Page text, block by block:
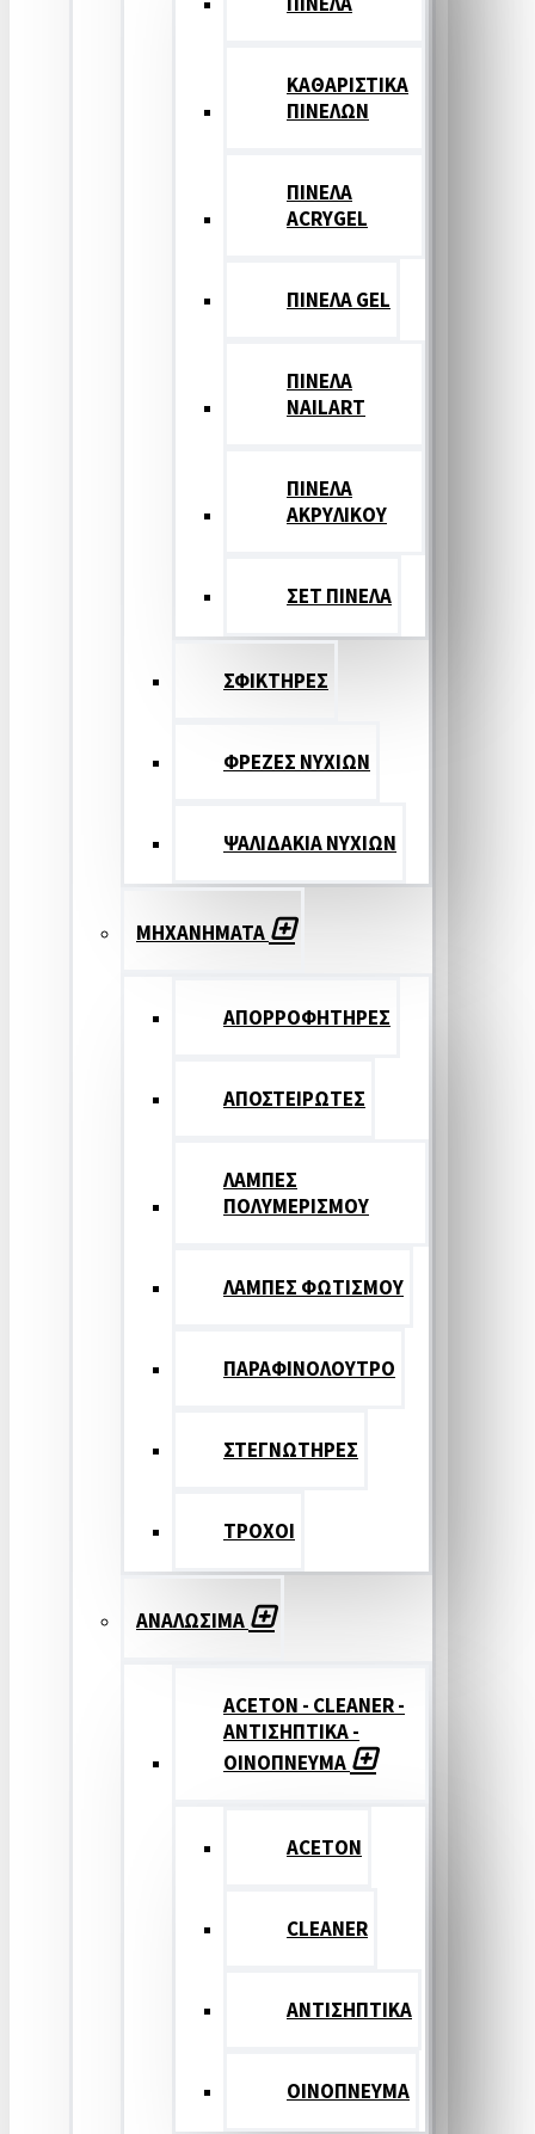
ΚΑΘΑΡΙΣΤΙΚΑ
ΠΙΝΕΛΩΝ
ΠΙΝΕΛΑ
ACRYGEL
ΠΙΝΕΛΑ GEL
ΠΙΝΕΛΑ
NAILART
ΠΙΝΕΛΑ
ΑΚΡΥΛΙΚΟΥ
ΣΕΤ ΠΙΝΕΛA
ΣΦΙΚΤΗΡΕΣ
ΦΡΕΖΕΣ ΝΥΧΙΩΝ
ΨΑΛΙΔΑΚΙΑ ΝΥΧΙΩΝ
ΜΗΧΑΝΗΜΑΤΑ
ΑΠΟΡΡΟΦΗΤΗΡΕΣ
ΑΠΟΣΤΕΙΡΩΤΕΣ
ΛΑΜΠΕΣ
ΠΟΛΥΜΕΡΙΣΜΟΥ
ΛΑΜΠΕΣ ΦΩΤΙΣΜΟΥ
ΠΑΡΑΦΙΝΟΛΟΥΤΡΟ
ΣΤΕΓΝΩΤΗΡΕΣ
ΤΡΟΧΟΙ
ΑΝΑΛΩΣΙΜΑ
ACETON - CLEANER -
ΑΝΤΙΣΗΠΤΙΚΑ -
ΟΙΝΟΠΝΕΥΜΑ
ACETON
CLEANER
ΑΝΤΙΣΗΠΤΙΚΑ
ΟΙΝΟΠΝΕΥΜΑ